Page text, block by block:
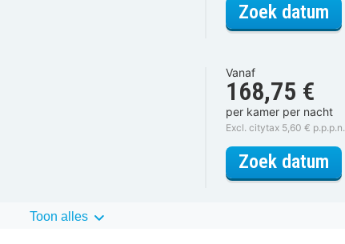
Zoek datum
Vanaf
168,75 €
per kamer per nacht
Excl. citytax 5,60 € p.p.p.n.
Zoek datum
Toon alles